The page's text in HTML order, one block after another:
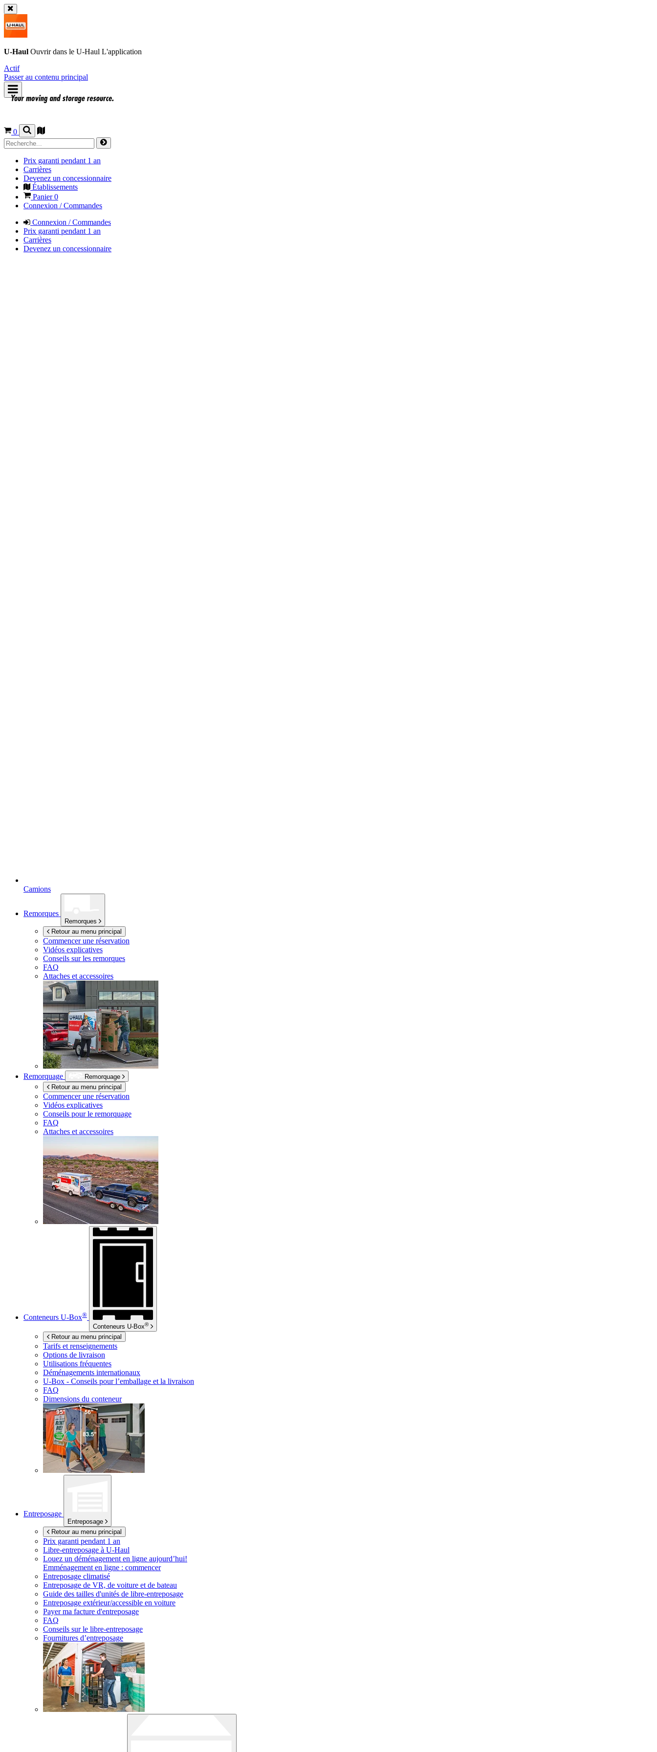
U-Haul Ouvrir dans le U-Haul L'application
Actif
Passer au contenu principal
0
Prix garanti pendant 1 an
Carrières
Devenez un concessionnaire
Établissements
Panier0
Connexion / Commandes
Connexion / Commandes
Prix garanti pendant 1 an
Carrières
Devenez un concessionnaire
Camions
Remorques
Remorques
Retour au menu principal
Commencer une réservation
Vidéos explicatives
Conseils sur les remorques
FAQ
Attaches et accessoires
Remorquage
Remorquage
Retour au menu principal
Commencer une réservation
Vidéos explicatives
Conseils pour le remorquage
FAQ
Attaches et accessoires
Conteneurs U-Box®
Conteneurs U-Box®
Retour au menu principal
Tarifs et renseignements
Options de livraison
Utilisations fréquentes
Déménagements internationaux
U-Box - Conseils pour l’emballage et la livraison
FAQ
Dimensions du conteneur
Entreposage
Entreposage
Retour au menu principal
Prix garanti pendant 1 an
Libre-entreposage à U-Haul
Louez un déménagement en ligne aujourd’hui!
Emménagement en ligne : commencer
Entreposage climatisé
Entreposage de VR, de voiture et de bateau
Guide des tailles d'unités de libre-entreposage
Entreposage extérieur/accessible en voiture
Payer ma facture d'entreposage
FAQ
Conseils sur le libre-entreposage
Fournitures d’entreposage